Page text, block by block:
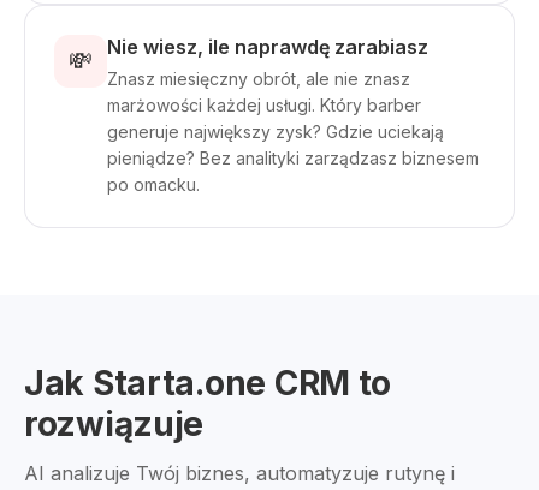
💸 Nie wiesz, ile naprawdę zarabiasz
Znasz miesięczny obrót, ale nie znasz
marżowości każdej usługi. Który barber
generuje największy zysk? Gdzie uciekają
pieniądze? Bez analityki zarządzasz biznesem
po omacku.
Jak Starta.one CRM to
rozwiązuje
AI analizuje Twój biznes, automatyzuje rutynę i